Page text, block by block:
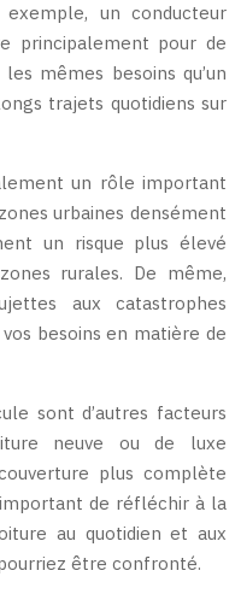
un conducteur
principalement pour de
mêmes besoins qu’un
trajets quotidiens sur
un rôle important
urbaines densément
un risque plus élevé
rurales. De même,
aux catastrophes
besoins en matière de
sont d’autres facteurs
neuve ou de luxe
plus complète
de réfléchir à la
au quotidien et aux
être confronté.